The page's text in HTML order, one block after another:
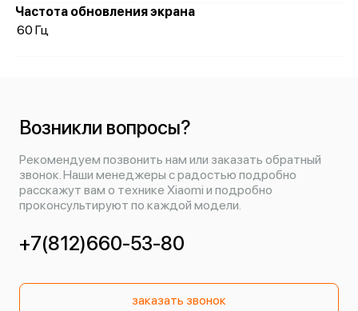
Частота обновления экрана
60 Гц
Возникли вопросы?
Рекомендуем позвонить нам или заказать обратный
звонок. Наши менеджеры с радостью подробно
расскажут вам о технике Xiaomi и подробно
проконсультируют по каждой модели.
+7(812)660-53-80
заказать звонок